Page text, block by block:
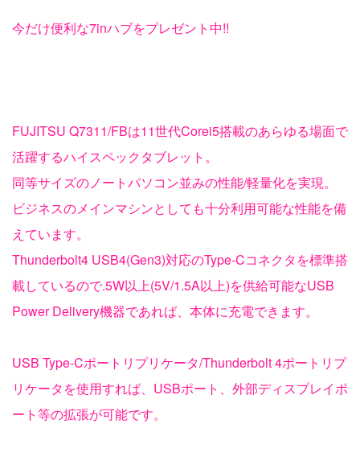
今だけ便利な7inハブをプレゼント中!!
FUJITSU Q7311/FBは11世代Corei5搭載のあらゆる場面で
活躍するハイスペックタブレット。
同等サイズのノートパソコン並みの性能/軽量化を実現。
ビジネスのメインマシンとしても十分利用可能な性能を備
えています。
Thunderbolt4 USB4(Gen3)対応のType-Cコネクタを標準搭
載しているので.5W以上(5V/1.5A以上)を供給可能なUSB
Power Delivery機器であれば、本体に充電できます。
USB Type-Cポートリプリケータ/Thunderbolt 4ポートリプ
リケータを使用すれば、USBポート、外部ディスプレイポ
ート等の拡張が可能です。